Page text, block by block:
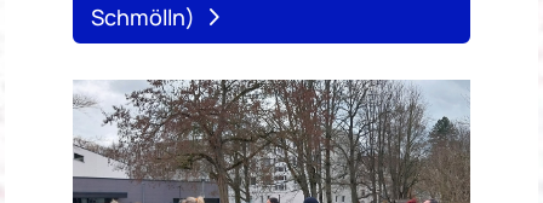
Schmölln)